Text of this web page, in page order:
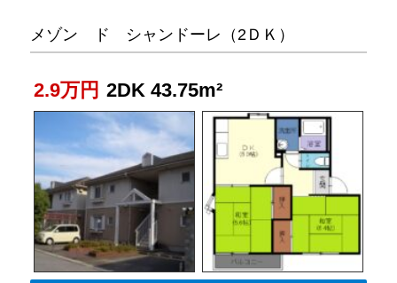
メゾン ド シャンドーレ（2ＤＫ）
2.9万円 2DK 43.75m²